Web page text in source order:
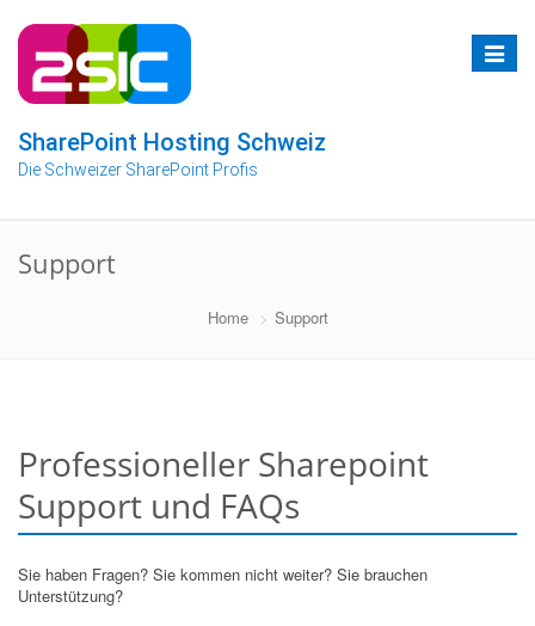
Inhalt
springen
Toggle
SharePoint Hosting Schweiz
Die Schweizer SharePoint Profis
Support
Home Support
Professioneller Sharepoint
Support und FAQs
Sie haben Fragen? Sie kommen nicht weiter? Sie brauchen
Unterstützung?